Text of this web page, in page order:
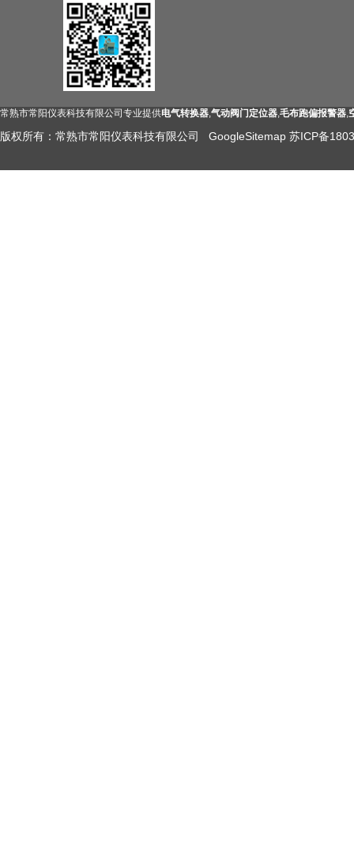
常熟市常阳仪表科技有限公司专业提供电气转换器,气动阀门定位器,毛布跑偏报警器,
版权所有：常熟市常阳仪表科技有限公司 GoogleSitemap 苏ICP备